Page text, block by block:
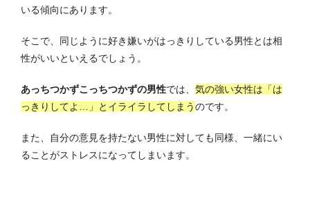
いる傾向にあります。
そこで、同じように好き嫌いがはっきりしている男性とは相
性がいいといえるでしょう。
あっちつかずこっちつかずの男性では、 気の強い女性は「は
っきりしてよ…」とイライラしてしまうのです。
また、自分の意見を持たない男性に対しても同様、一緒にい
ることがストレスになってしまいます。